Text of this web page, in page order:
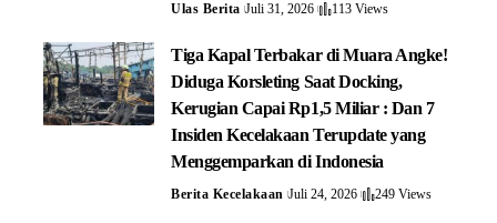
Ulas Berita Juli 31, 2026 113 Views
Tiga Kapal Terbakar di Muara Angke!
Diduga Korsleting Saat Docking,
Kerugian Capai Rp1,5 Miliar : Dan 7
Insiden Kecelakaan Terupdate yang
Menggemparkan di Indonesia
Berita Kecelakaan Juli 24, 2026 249 Views